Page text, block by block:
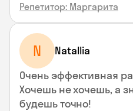
Репетитор: Маргарита
N Natallia
Очень эффективная
Хочешь не хочешь, а
будешь точно!